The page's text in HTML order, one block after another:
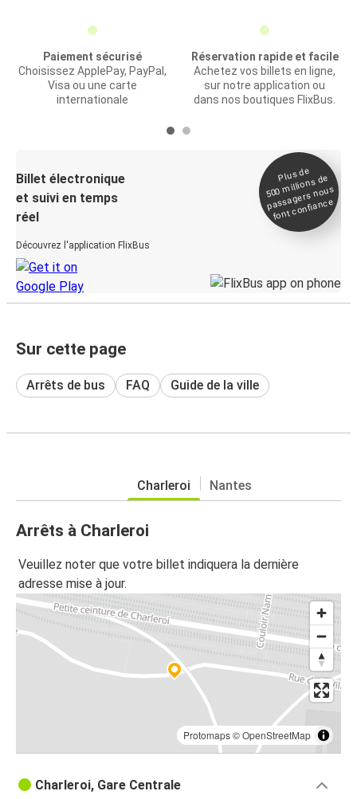
Paiement sécurisé
Choisissez ApplePay, PayPal,
Visa ou une carte
internationale
Réservation rapide et facile
Achetez vos billets en ligne,
sur notre application ou
dans nos boutiques FlixBus.
Billet électronique
et suivi en temps
réel
Découvrez l'application FlixBus
Plus de
500
millions de
passagers nous
font confiance
Sur cette page
Arrêts de bus FAQ Guide de la ville
Charleroi Nantes
Arrêts à Charleroi
Veuillez noter que votre billet indiquera la dernière
adresse mise à jour.
Protomaps©OpenStreetMap
Charleroi, Gare Centrale